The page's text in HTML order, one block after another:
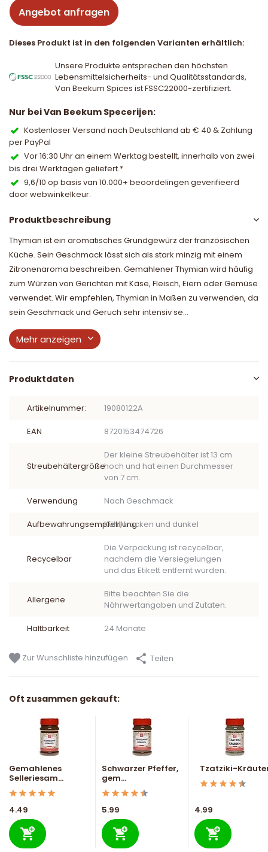
Angebot anfragen
Dieses Produkt ist in den folgenden Varianten erhältlich:
Unsere Produkte entsprechen den höchsten
Lebensmittelsicherheits- und Qualitätsstandards,
Van Beekum Spices ist FSSC22000-zertifiziert.
Nur bei Van Beekum Specerijen:
Kostenloser Versand nach Deutschland ab € 40 & Zahlung
per PayPal
Vor 16:30 Uhr an einem Werktag bestellt, innerhalb von zwei
bis drei Werktagen geliefert.*
9,6/10 op basis van 10.000+ beoordelingen geverifieerd
door webwinkelkeur.
Produktbeschreibung
Thymian ist ein aromatisches Grundgewürz der französischen
Küche. Sein Geschmack lässt sich als stark minzig mit einem
Zitronenaroma beschreiben. Gemahlener Thymian wird häufig
zum Würzen von Gerichten mit Käse, Fleisch, Eiern oder Gemüse
verwendet. Wir empfehlen, Thymian in Maßen zu verwenden, da
sein Geschmack und Geruch sehr intensiv se...
Mehr anzeigen
Produktdaten
Artikelnummer: 19080122A
EAN 8720153474726
Streubehältergröße
Der kleine Streubehälter ist 13 cm
hoch und hat einen Durchmesser
von 7 cm.
Verwendung Nach Geschmack
AufbewahrungsempfehlungKühl, trocken und dunkel
Recycelbar
Die Verpackung ist recycelbar,
nachdem die Versiegelungen
und das Etikett entfernt wurden.
Allergene
Bitte beachten Sie die
Nährwertangaben und Zutaten.
Haltbarkeit 24 Monate
Zur Wunschliste hinzufügen Teilen
Oft zusammen gekauft:
Gemahlenes
Selleriesam...
4.49
Schwarzer Pfeffer,
gem...
5.99
Tzatziki-
4.99